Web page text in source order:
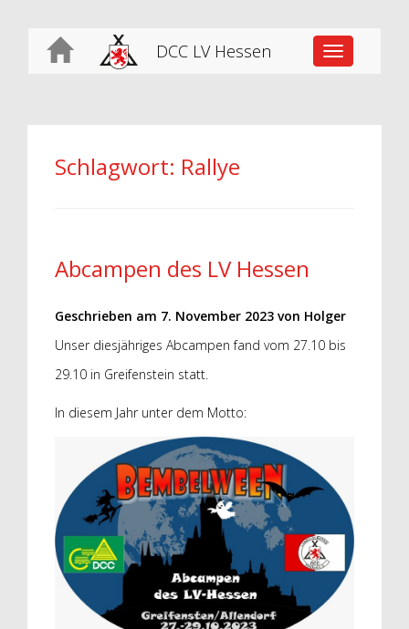
Toggle
DCC LV Hessen
Schlagwort: Rallye
Abcampen des LV Hessen
Geschrieben am 7. November 2023 von Holger
Unser diesjähriges Abcampen fand vom 27.10 bis
29.10 in Greifenstein statt.
In diesem Jahr unter dem Motto: